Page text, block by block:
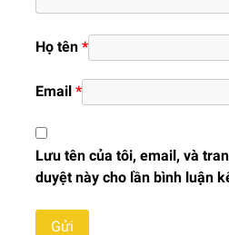
Họ tên *
Email *
Lưu tên của tôi, email, và
duyệt này cho lần bình luận